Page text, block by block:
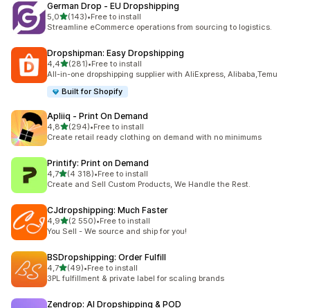
German Drop ‑ EU Dropshipping
5,0z 5 hvězd
(143)
Celkový počet recenzí: 143
•Free to install
Streamline eCommerce operations from sourcing to logistics.
Dropshipman: Easy Dropshipping
4,4z 5 hvězd
(281)
Celkový počet recenzí: 281
•Free to install
All-in-one dropshipping supplier with AliExpress, Alibaba,Temu
Built for Shopify
Apliiq ‑ Print On Demand
4,8z 5 hvězd
(294)
Celkový počet recenzí: 294
•Free to install
Create retail ready clothing on demand with no minimums
Printify: Print on Demand
4,7z 5 hvězd
(4 318)
Celkový počet recenzí: 4318
•Free to install
Create and Sell Custom Products, We Handle the Rest.
CJdropshipping: Much Faster
4,9z 5 hvězd
(2 550)
Celkový počet recenzí: 2550
•Free to install
You Sell - We source and ship for you!
BSDropshipping: Order Fulfill
4,7z 5 hvězd
(49)
Celkový počet recenzí: 49
•Free to install
3PL fulfillment & private label for scaling brands
Zendrop: AI Dropshipping & POD